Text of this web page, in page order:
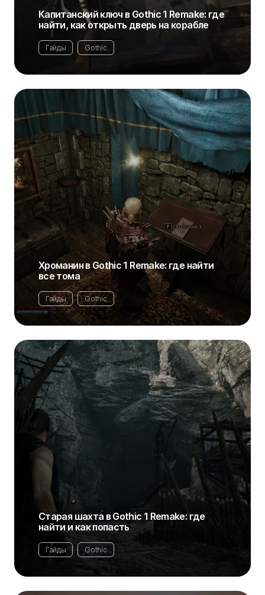
Капитанский ключ в Gothic 1 Remake: где
найти, как открыть дверь на корабле
Гайды Gothic
Хроманин в Gothic 1 Remake: где найти
все тома
Гайды Gothic
Старая шахта в Gothic 1 Remake: где
найти и как попасть
Гайды Gothic